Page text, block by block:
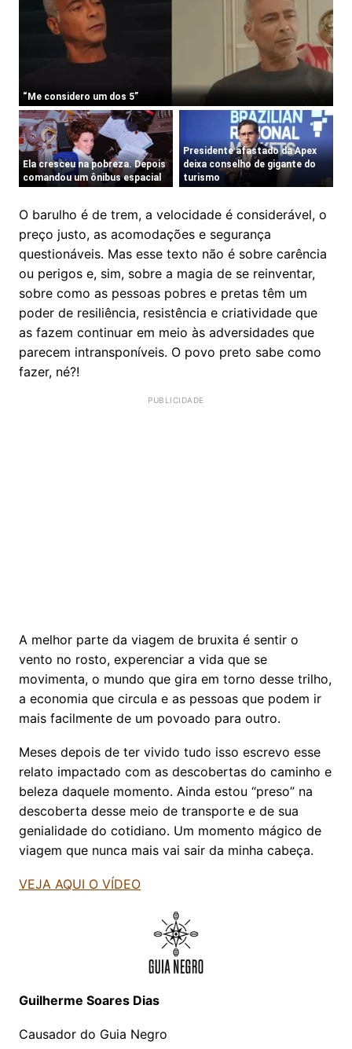
O barulho é de trem, a velocidade é considerável, o
preço justo, as acomodações e segurança
questionáveis. Mas esse texto não é sobre carência
ou perigos e, sim, sobre a magia de se reinventar,
sobre como as pessoas pobres e pretas têm um
poder de resiliência, resistência e criatividade que
as fazem continuar em meio às adversidades que
parecem intransponíveis. O povo preto sabe como
fazer, né?!
A melhor parte da viagem de bruxita é sentir o
vento no rosto, experenciar a vida que se
movimenta, o mundo que gira em torno desse trilho,
a economia que circula e as pessoas que podem ir
mais facilmente de um povoado para outro.
Meses depois de ter vivido tudo isso escrevo esse
relato impactado com as descobertas do caminho e
beleza daquele momento. Ainda estou “preso” na
descoberta desse meio de transporte e de sua
genialidade do cotidiano. Um momento mágico de
viagem que nunca mais vai sair da minha cabeça.
VEJA AQUI O VÍDEO
Guilherme Soares Dias
Causador do Guia Negro